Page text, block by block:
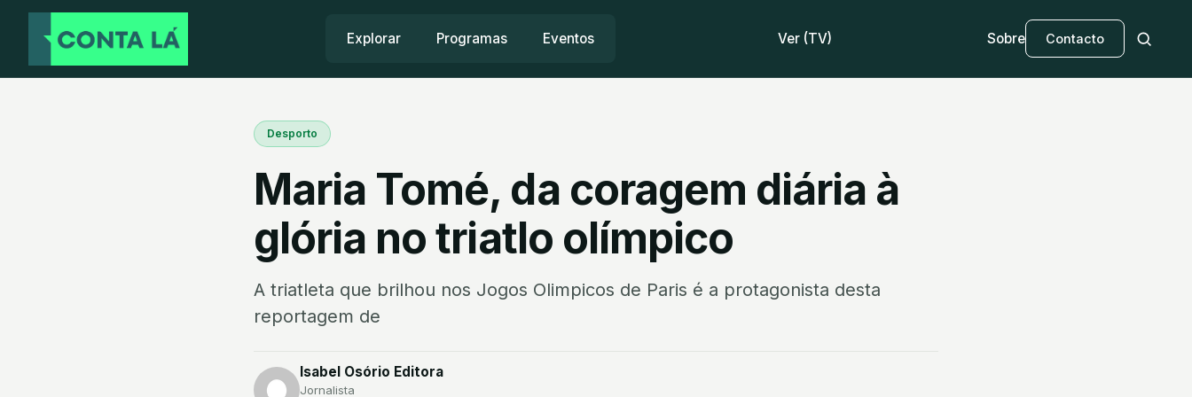
Explorar Programas Eventos Ver (TV) Sobre Contacto
Desporto
Maria Tomé, da coragem diária à
glória no triatlo olímpico
A triatleta que brilhou nos Jogos Olimpicos de Paris é a protagonista desta
reportagem de
Isabel Osório Editora
Jornalista